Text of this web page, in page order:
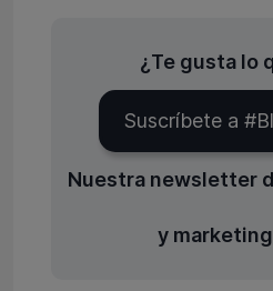
¿Te gusta lo
Suscríbete a
Nuestra newsletter
y